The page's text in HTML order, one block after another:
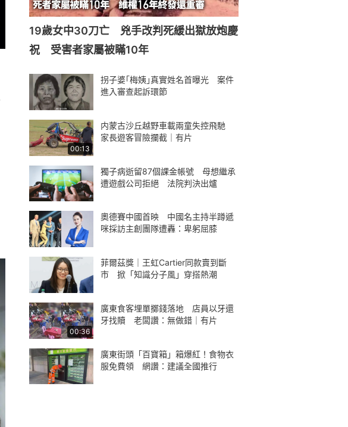
19歲女中30刀亡 兇手改判死緩出獄放炮慶
祝 受害者家屬被瞞10年
拐子婆｢梅姨｣真實姓名首曝光 案件
進入審查起訴環節
00:13
内蒙古沙丘越野車載兩童失控飛馳
家長遊客冒險攔截｜有片
獨子病逝留87個課金帳號 母想繼承
遭遊戲公司拒絕 法院判決出爐
奧德賽中國首映 中國名主持半蹲遞
咪採訪主創團隊遭轟：卑躬屈膝
菲爾茲獎｜王虹Cartier同款賣到斷
市 掀「知識分子風」穿搭熱潮
00:36
廣東食客埋單擲錢落地 店員以牙還
牙找贖 老闆讚：無做錯｜有片
廣東街頭「百寶箱」箱爆紅！食物衣
服免費領 網讚：建議全國推行